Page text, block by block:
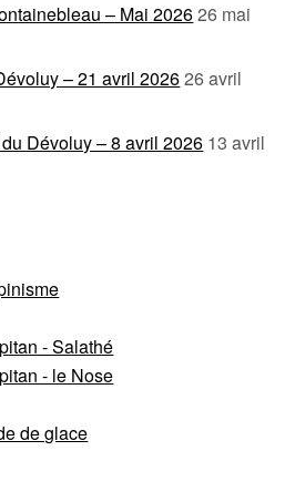
– Mai 202626 mai
– 21 avril 202626 avril
Dévoluy – 8 avril 2026 13 avril
- Salathé
- le Nose
de glace